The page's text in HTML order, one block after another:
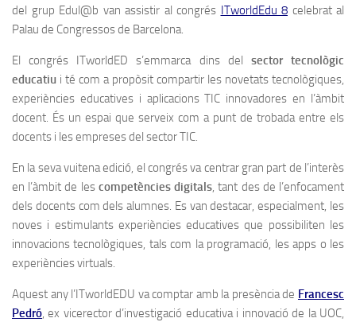
del grup Edul@b van assistir al congrés ITworldEdu 8 celebrat al
Palau de Congressos de Barcelona.
El congrés ITworldED s’emmarca dins del sector tecnològic
educatiu i té com a propòsit compartir les novetats tecnològiques,
experiències educatives i aplicacions TIC innovadores en l’àmbit
docent. És un espai que serveix com a punt de trobada entre els
docents i les empreses del sector TIC.
En la seva vuitena edició, el congrés va centrar gran part de l’interès
en l’àmbit de les competències digitals, tant des de l’enfocament
dels docents com dels alumnes. Es van destacar, especialment, les
noves i estimulants experiències educatives que possibiliten les
innovacions tecnològiques, tals com la programació, les apps o les
experiències virtuals.
Aquest any l’ITworldEDU va comptar amb la presència de Francesc
Pedró, ex vicerector d’investigació educativa i innovació de la UOC,